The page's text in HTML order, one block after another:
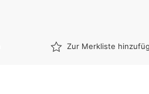
Zur Merkliste